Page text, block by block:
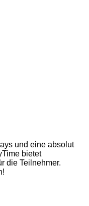
und eine absolut
bietet
die Teilnehmer.